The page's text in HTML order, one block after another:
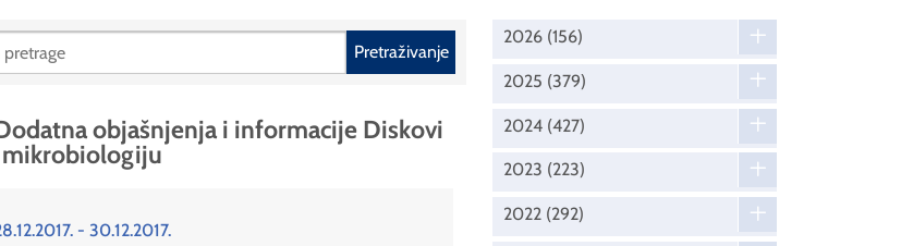
Pretraživanje
objašnjenja i informacije Diskovi
mikrobiologiju
- 30.12.2017.
2026 (156)
2025 (379)
2024 (427)
2023 (223)
2022 (292)